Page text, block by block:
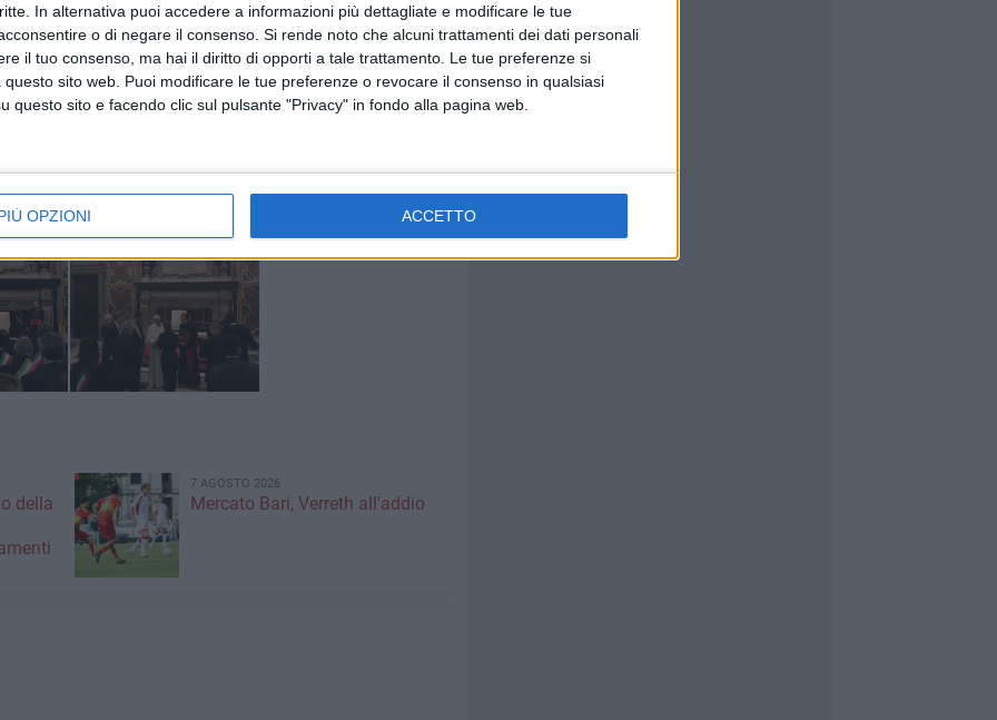
In alternativa puoi accedere a informazioni più dettagliate e modificare le tue
o di negare il consenso. Si rende noto che alcuni trattamenti dei dati personali
il tuo consenso, ma hai il diritto di opporti a tale trattamento. Le tue preferenze si
sito web. Puoi modificare le tue preferenze o revocare il consenso in qualsiasi
questo sito e facendo clic sul pulsante "Privacy" in fondo alla pagina web.
OPZIONI ACCETTO
sì che dovremo temere per la tenuta morale e sociale
i sindaci lo sanno bene, non fanno differenze di
tutti noi, in qualsiasi fase della nostra vita.
e da mare, e per tutti gli altri, noi sindaci abbiamo il
passi del grande viaggio verso il cambiamento –
paura. Spesso vorremmo tornare indietro.
della
7 AGOSTO 2026
Mercato Bari, Verreth all'addio